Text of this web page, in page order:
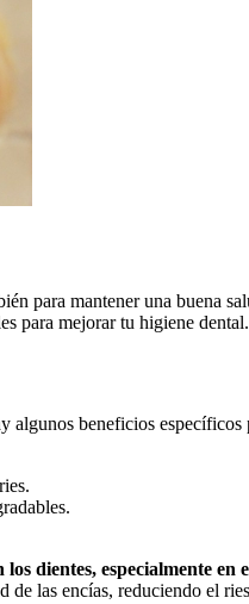
para mantener una buena
para mejorar tu higiene dental.
beneficios específicos
dientes, especialmente en
‍las encías, reduciendo el